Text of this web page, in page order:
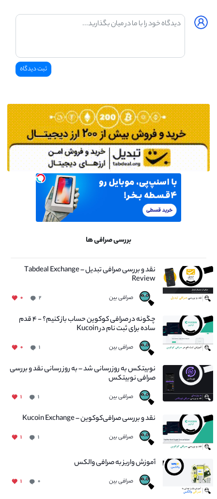
بررسی صرافی ها
نقد و بررسی صرافی تبدیل – Tabdeal Exchange
Review
صرافی بین ۲ ۰
چگونه در صرافی کوکوین حساب باز کنیم؟ - ۴ قدم
ساده برای ثبت نام در Kucoin
صرافی بین ۱ ۰
نوبیتکس به روزرسانی شد – به روز رسانی نقد و بررسی
صرافی نوبیتکس
صرافی بین ۱ ۱
نقد و بررسی صرافی‌کوکوین – Kucoin Exchange
صرافی بین ۱ ۱
آموزش واریز به صرافی والکس
صرافی بین ۰ ۱